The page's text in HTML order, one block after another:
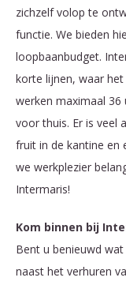
zichzelf volop te
functie. We bieden
loopbaanbudget.
korte lijnen, waar
werken maximaal
voor thuis. Er is veel
fruit in de kantine en
we werkplezier
Intermaris!
Kom binnen bij
Bent u benieuwd
naast het verhuren